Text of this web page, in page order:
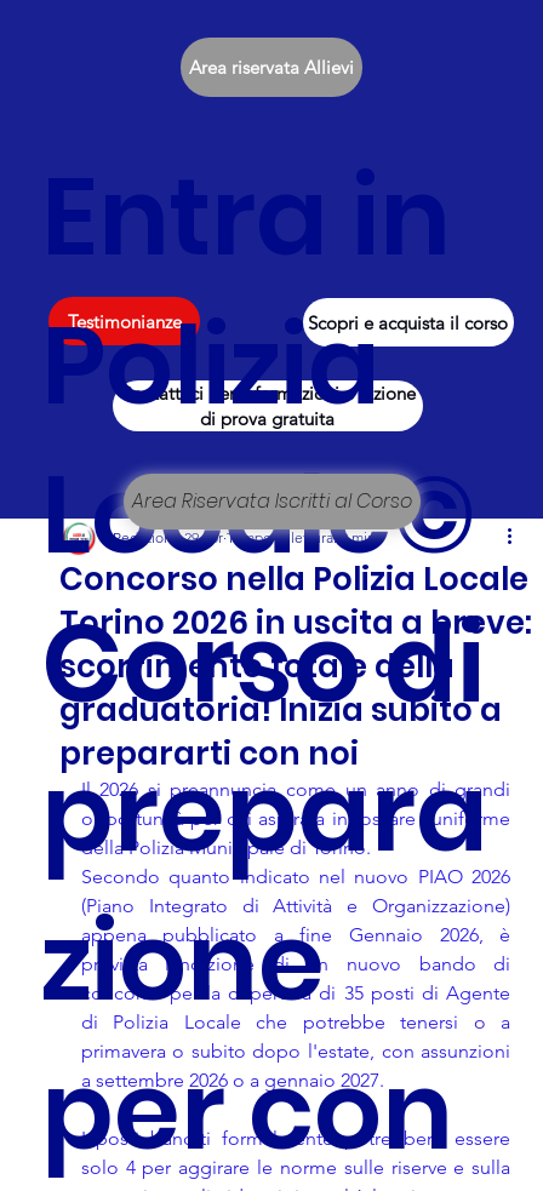
Contattaci per informazioni e lezione
di prova gratuita
Scopri e acquista il corso
Testimonianze
Entra in
Polizia
Locale©
Corso di
prepara
zione
per con
Area riservata Allievi
Area Riservata Iscritti al Corso
Concorso nella Polizia Locale
Torino 2026 in uscita a breve:
scorrimento totale della
graduatoria! Inizia subito a
prepararti con noi
Redazione 29 apr Tempo di lettura: 2 min
Il 2026 si preannuncia come un anno di grandi
opportunità per chi aspira a indossare l'uniforme
della Polizia Municipale di Torino.
Secondo quanto indicato nel nuovo PIAO 2026
(Piano Integrato di Attività e Organizzazione)
appena pubblicato a fine Gennaio 2026, è
prevista l’indizione di un nuovo bando di
concorso per la copertura di 35 posti di Agente
di Polizia Locale che potrebbe tenersi o a
primavera o subito dopo l'estate, con assunzioni
a settembre 2026 o a gennaio 2027.
I posti banditi formalmente potrebbero essere
solo 4 per aggirare le norme sulle riserve e sulla